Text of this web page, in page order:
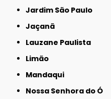
Jardim São Paulo
Jaçanã
Lauzane Paulista
Limão
Mandaqui
Nossa Senhora do Ó